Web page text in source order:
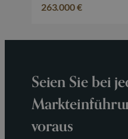
263.000 €
Seien Sie bei
voraus